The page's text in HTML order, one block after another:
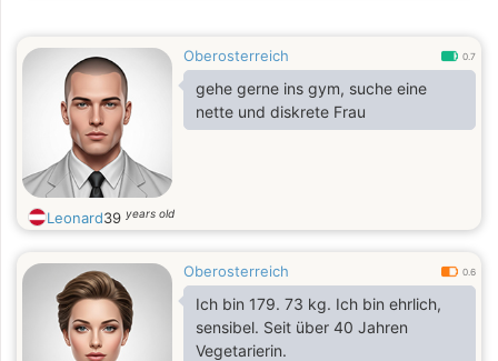
Oberosterreich 0.7
gehe gerne ins gym, suche eine
nette und diskrete Frau
Leonard39 years old
Oberosterreich 0.6
Ich bin 179. 73 kg. Ich bin ehrlich,
sensibel. Seit über 40 Jahren
Vegetarierin.